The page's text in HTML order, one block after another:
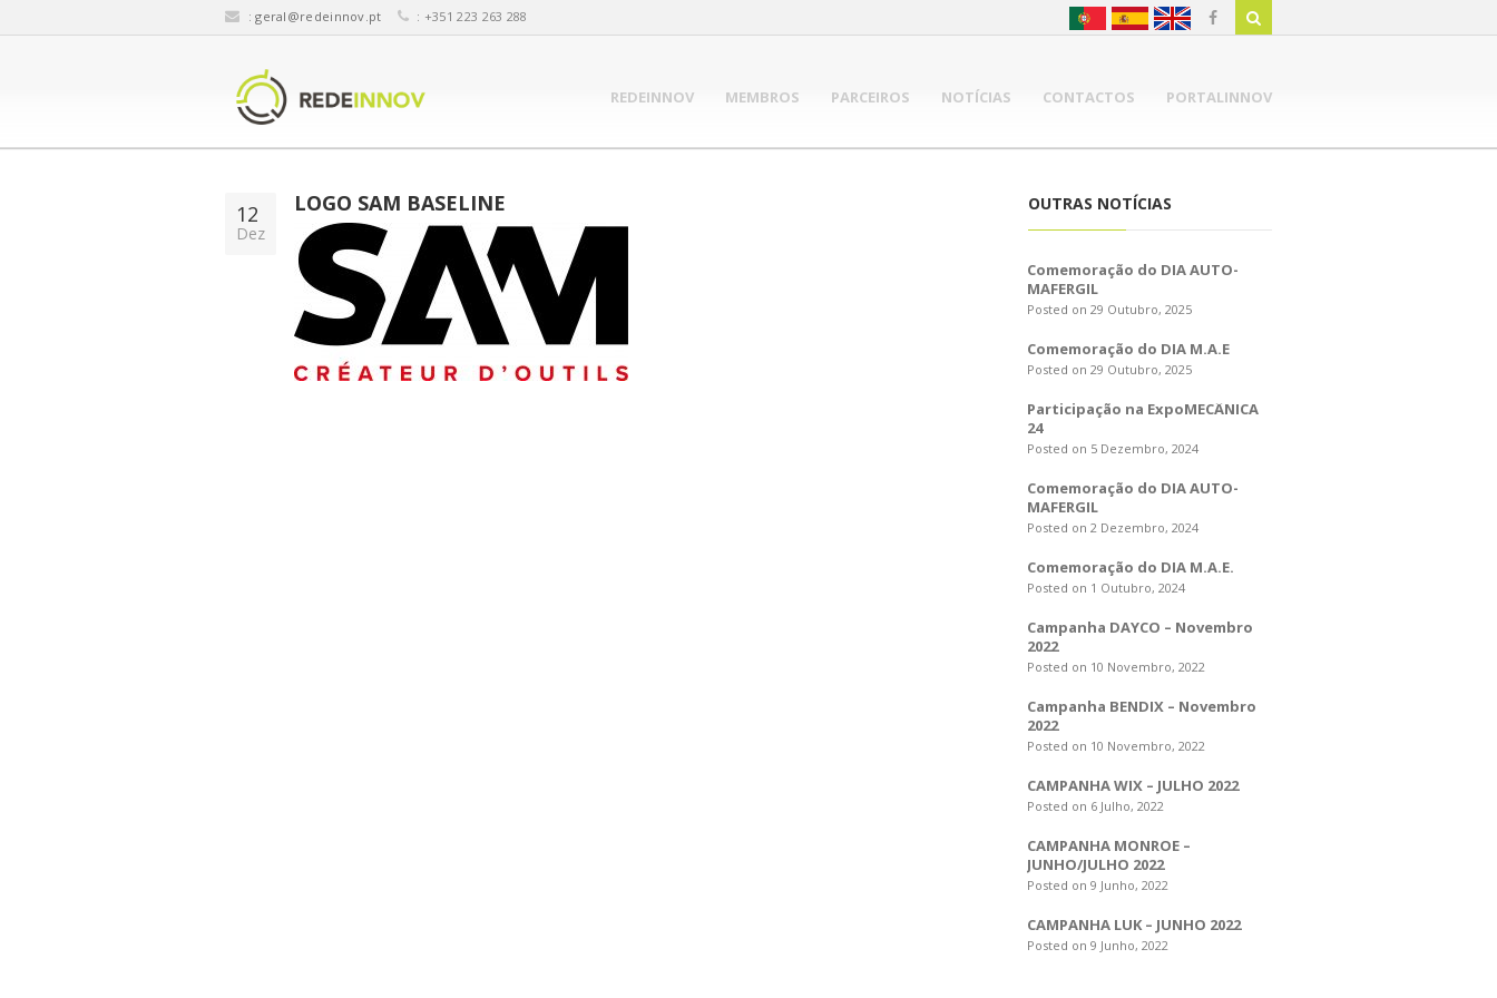
:geral@redeinnov.pt : +351 223 263 288
REDEINNOV MEMBROS PARCEIROS NOTÍCIAS CONTACTOS PORTALINNOV
12
Dez
LOGO SAM BASELINE OUTRAS NOTÍCIAS
Comemoração do DIA AUTO-
MAFERGIL
Posted on 29 Outubro, 2025
Comemoração do DIA M.A.E
Posted on 29 Outubro, 2025
Participação na ExpoMECÂNICA
24
Posted on 5 Dezembro, 2024
Comemoração do DIA AUTO-
MAFERGIL
Posted on 2 Dezembro, 2024
Comemoração do DIA M.A.E.
Posted on 1 Outubro, 2024
Campanha DAYCO – Novembro
2022
Posted on 10 Novembro, 2022
Campanha BENDIX – Novembro
2022
Posted on 10 Novembro, 2022
CAMPANHA WIX – JULHO 2022
Posted on 6 Julho, 2022
CAMPANHA MONROE –
JUNHO/JULHO 2022
Posted on 9 Junho, 2022
CAMPANHA LUK – JUNHO 2022
Posted on 9 Junho, 2022